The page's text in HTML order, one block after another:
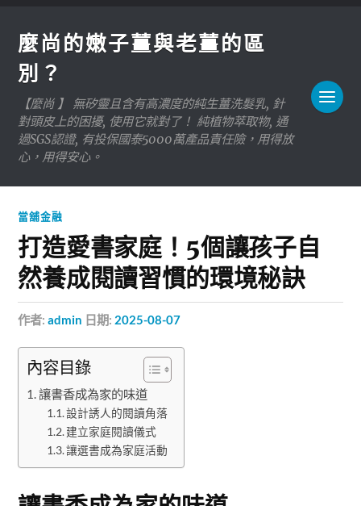
麼尚的嫩子薑與老薑的區
別？
【麼尚 】 無矽靈且含有高濃度的純生薑洗髮乳, 針
對頭皮上的困擾, 使用它就對了！ 純植物萃取物, 通
過SGS認證, 有投保國泰5000萬產品責任險，用得放
心，用得安心。
當舖金融
打造愛書家庭！5個讓孩子自
然養成閱讀習慣的環境秘訣
作者:admin 日期: 2025-08-07
內容目錄
讓書香成為家的味道
設計誘人的閱讀角落
建立家庭閱讀儀式
讓選書成為家庭活動